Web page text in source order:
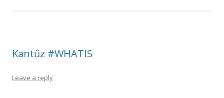
Kantűz #WHATIS
Leave a reply